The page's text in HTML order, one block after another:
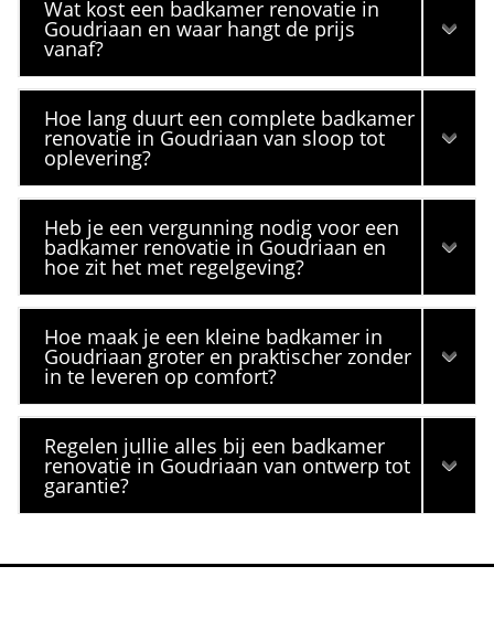
Wat kost een badkamer renovatie in
Goudriaan en waar hangt de prijs
vanaf?
Hoe lang duurt een complete badkamer
renovatie in Goudriaan van sloop tot
oplevering?
Heb je een vergunning nodig voor een
badkamer renovatie in Goudriaan en
hoe zit het met regelgeving?
Hoe maak je een kleine badkamer in
Goudriaan groter en praktischer zonder
in te leveren op comfort?
Regelen jullie alles bij een badkamer
renovatie in Goudriaan van ontwerp tot
garantie?